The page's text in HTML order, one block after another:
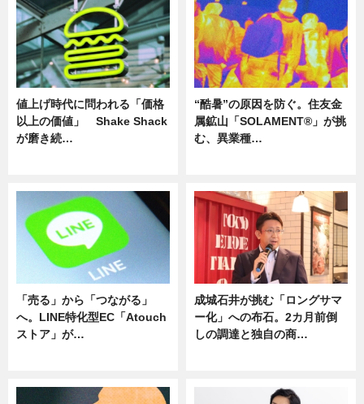
値上げ時代に問われる「価格
以上の価値」 Shake Shack
が磨き続…
“酷暑”の原因を防ぐ。住友金
属鉱山「SOLAMENT®」が挑
む、異業種…
「売る」から「つながる」
へ。LINE特化型EC「Atouch
ストア」が…
成城石井が挑む「ロングサマ
ー化」への布石。2カ月前倒
しの調達と独自の商…